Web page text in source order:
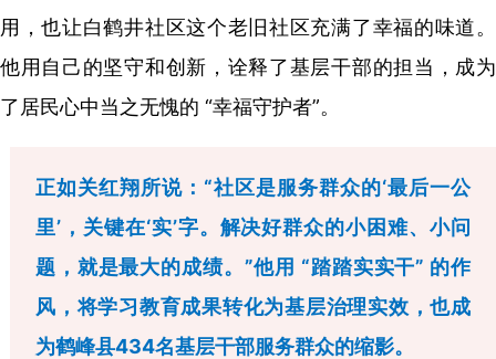
用，也让白鹤井社区这个老旧社区充满了幸福的味道。
他用自己的坚守和创新，诠释了基层干部的担当，成为
了居民心中当之无愧的 “幸福守护者”。
正如关红翔所说：“社区是服务群众的‘最后一公
里’，关键在‘实’字。解决好群众的小困难、小问
题，就是最大的成绩。”他用 “踏踏实实干” 的作
风，将学习教育成果转化为基层治理实效，也成
为鹤峰县434名基层干部服务群众的缩影。